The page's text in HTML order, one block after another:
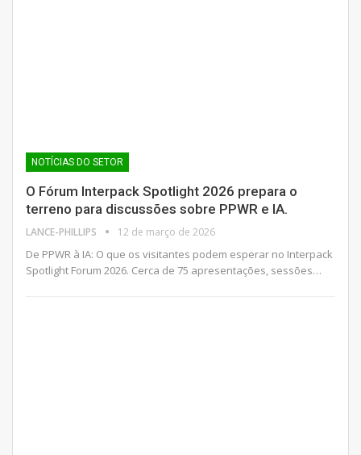
NOTÍCIAS DO SETOR
O Fórum Interpack Spotlight 2026 prepara o
terreno para discussões sobre PPWR e IA.
LANCE-PHILLIPS 12 de março de 2026
De PPWR à IA: O que os visitantes podem esperar no Interpack
Spotlight Forum 2026. Cerca de 75 apresentações, sessões…